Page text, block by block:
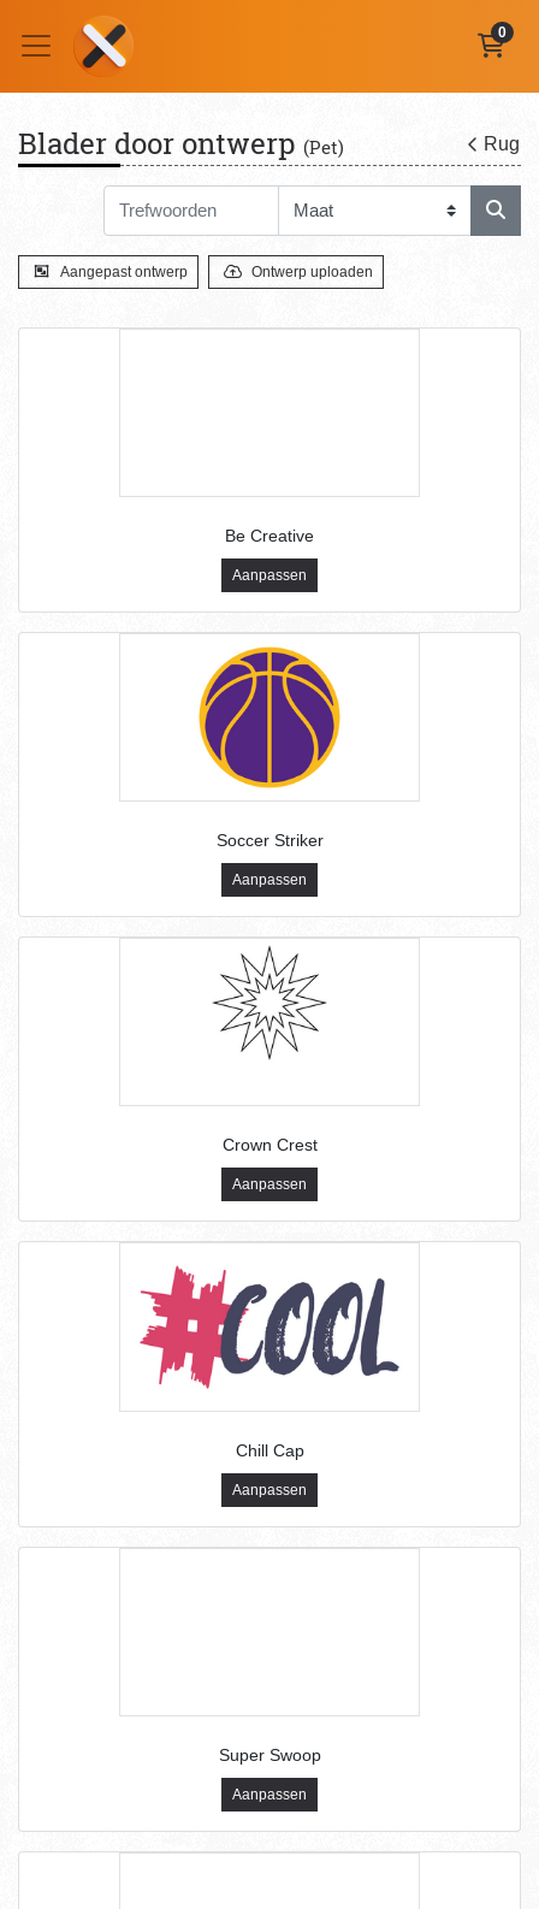
0
Blader door ontwerp (Pet) Rug
Aangepast ontwerp Ontwerp uploaden
Be Creative
Aanpassen
Soccer Striker
Aanpassen
Crown Crest
Aanpassen
Chill Cap
Aanpassen
Super Swoop
Aanpassen